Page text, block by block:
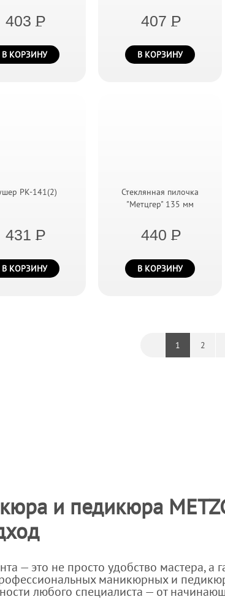
403 P
В КОРЗИНУ
407 P
В КОРЗИНУ
PK-141(2)
431P
В КОРЗИНУ
Стеклянная пилочка
"Метцгер" 135 мм
440P
В КОРЗИНУ
1 2
и педикюра
— это не просто удобство мастера, а
маникюрных и
любого специалиста — от